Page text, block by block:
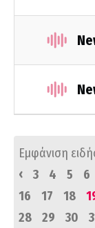
Εμφάνιση
‹
3 4 5 6
16
17 18
28
29 30